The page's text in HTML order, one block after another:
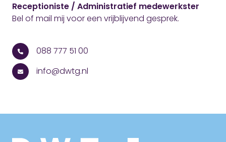
Receptioniste / Administratief medewerkster
Bel of mail mij voor een vrijblijvend gesprek.
088 777 51 00
info@dwtg.nl